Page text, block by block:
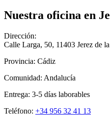
Nuestra oficina en
Dirección:
Calle Larga, 50, 11403 Jerez de
Provincia: Cádiz
Comunidad: Andalucía
Entrega: 3-5 días laborables
Teléfono: +34 956 32 41 13